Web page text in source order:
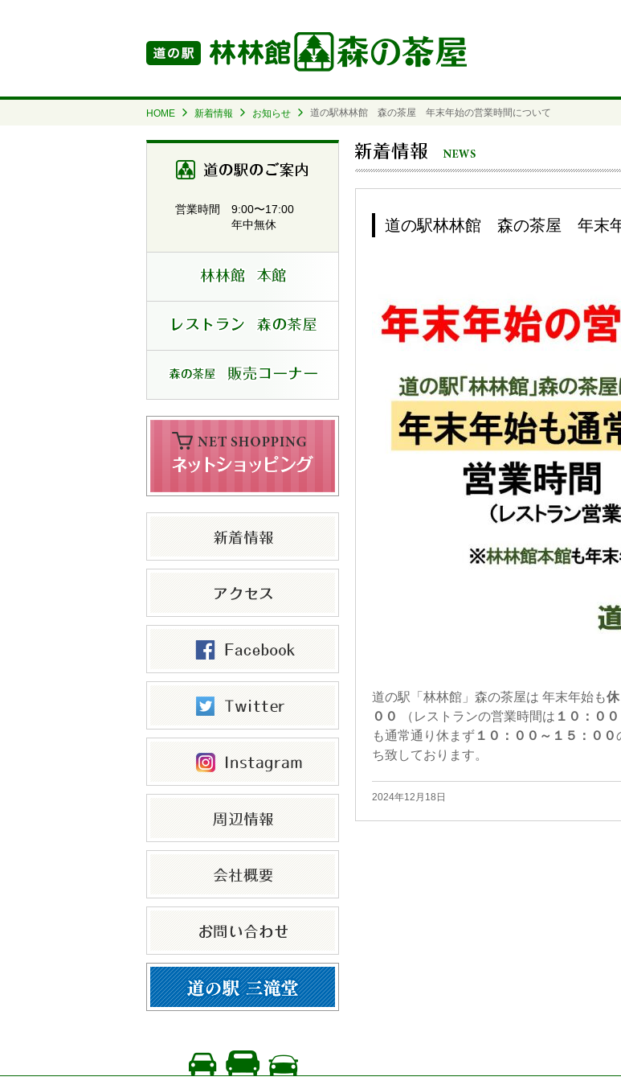
HOME 新着情報 お知らせ 道の駅林林館 森の茶屋 年末年始の営業時間について
道の駅のご案内
営業時間
9:00〜17:00
年中無休
道の駅林林館 森の茶屋 年末
道の駅「林林館」森の茶屋は 年末年始も
００
（レストランの営業時間は １０：０
も通常通り休まず １０：００～１５：００
ち致しております。
2024年12月18日